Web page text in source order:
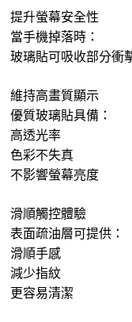
提升螢幕安全性
當手機掉落時：
玻璃貼可吸收部分衝
維持高畫質顯示
優質玻璃貼具備：
高透光率
色彩不失真
不影響螢幕亮度
滑順觸控體驗
表面疏油層可提供：
滑順手感
減少指紋
更容易清潔